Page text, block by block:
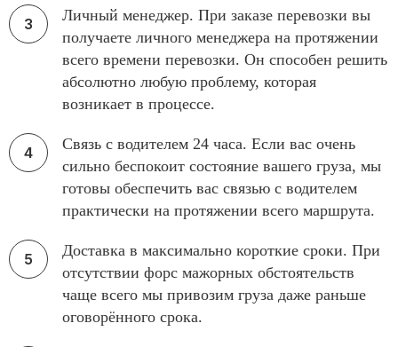
Личный менеджер. При заказе перевозки вы
получаете личного менеджера на протяжении
всего времени перевозки. Он способен решить
абсолютно любую проблему, которая
возникает в процессе.
Связь с водителем 24 часа. Если вас очень
сильно беспокоит состояние вашего груза, мы
готовы обеспечить вас связью с водителем
практически на протяжении всего маршрута.
Доставка в максимально короткие сроки. При
отсутствии форс мажорных обстоятельств
чаще всего мы привозим груза даже раньше
оговорённого срока.